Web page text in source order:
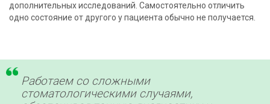
дополнительных исследований. Самостоятельно отличить
одно состояние от другого у пациента обычно не получается.
Работаем со сложными
стоматологическими случаями,